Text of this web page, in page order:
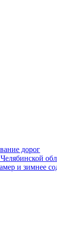
дорог
и зимнее